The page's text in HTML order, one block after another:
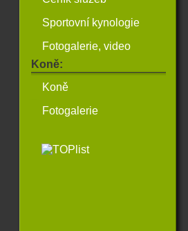
Sportovní kynologie
Fotogalerie, video
Koně:
Koně
Fotogalerie